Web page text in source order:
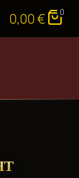
0,00€ 0